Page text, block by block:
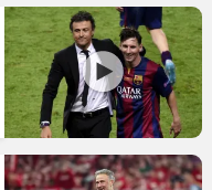
רשיון להקרנה פומבית
הצטרפות לחבילת
לוח דרושים – ג'ובנט
תגיות